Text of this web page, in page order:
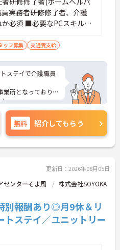
実務者研修修了者、介護
必須 ■必要なPCスキル：i
ッフ募集 交通費支給
ステイで介護職員
業所となっており、
♪
るため、日中働く
方にもおすすめと
張りを評価してく
無料 紹介してもらう
更新日：2026年08月05日
センターそよ風
株式会社SOYOKA
別報酬あり◎月9休＆リ
ステイ／ユニットリー